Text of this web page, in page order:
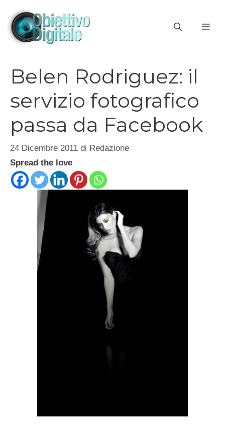
contenuto
Belen Rodriguez: il
servizio fotografico
passa da Facebook
24 Dicembre 2011 di Redazione
Spread the love